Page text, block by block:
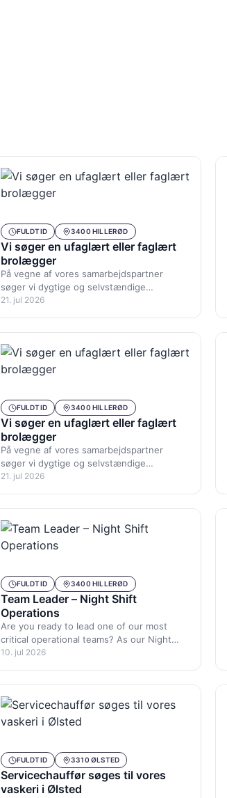
FULDTID 3400 HILLERØD
Vi søger en ufaglært eller faglært
brolægger
På vegne af vores samarbejdspartner
søger vi dygtige og selvstændige
brolæggere til primært opgaver i
21. jul 2026
FULDTID 3400 HILLERØD
Vi søger en ufaglært eller faglært
brolægger
På vegne af vores samarbejdspartner
søger vi dygtige og selvstændige
brolæggere til primært opgaver i
21. jul 2026
FULDTID 3400 HILLERØD
Team Leader – Night Shift
Operations
Are you ready to lead one of our most
critical operational teams? As our Night
Shift Team Leader,…
10. jul 2026
FULDTID 3310 ØLSTED
Servicechauffør søges til vores
vaskeri i Ølsted